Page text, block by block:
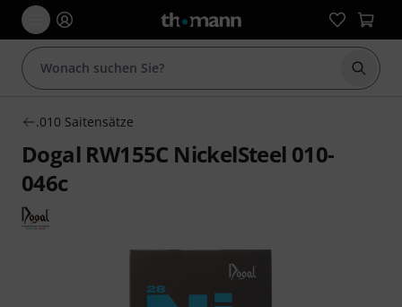
Suche
.010 Saitensätze
Dogal RW155C NickelSteel 010-
046c